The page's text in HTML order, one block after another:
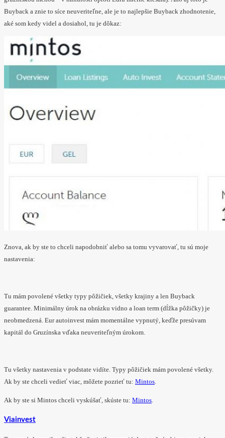
Buyback a znie to síce neuveriteľne, ale je to najlepšie Buyback zhodnotenie,
aké som kedy videl a dosiahol, tu je dôkaz:
Znova, ak by ste to chceli napodobniť alebo sa tomu vyvarovať, tu sú moje
nastavenia:
Tu mám povolené všetky typy pôžičiek, všetky krajiny a len Buyback
guarantee. Minimálny úrok na obrázku vidno a loan term (dĺžka pôžičky) je
neobmedzená. Eur autoinvest mám momentálne vypnutý, keďže presúvam
kapitál do Gruzínska vďaka neuveriteľným úrokom.
Tu všetky nastavenia v podstate vidíte. Typy pôžičiek mám povolené všetky.
Ak by ste chceli vedieť viac, môžete pozrieť tu: Mintos
Ak by ste si Mintos chceli vyskúšať, skúste tu: Mintos
Viainvest